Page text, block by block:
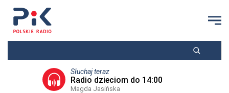
Słuchaj teraz
Radio dzieciom do 14:00
Magda Jasińska